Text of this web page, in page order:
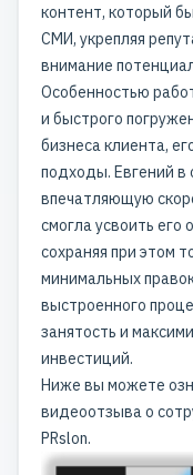
контент, который
СМИ, укрепляя
внимание
Особенностью
и быстрого
бизнеса клиента,
подходы. Евгений в
впечатляющую
смогла усвоить его
сохраняя при этом
минимальных
выстроенного
занятость и
инвестиций.
Ниже вы можете
видеоотзыва о
PRslon.